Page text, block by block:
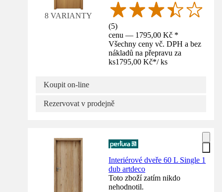
8 VARIANTY
(5)
cenu — 1795,00 Kč *
Všechny ceny vč. DPH a bez
nákladů na přepravu za
ks1795,00 Kč*/ ks
Koupit on-line
Rezervovat v prodejně
Interiérové dveře 60 L Single 1
dub artdeco
Toto zboží zatím nikdo
nehodnotil.